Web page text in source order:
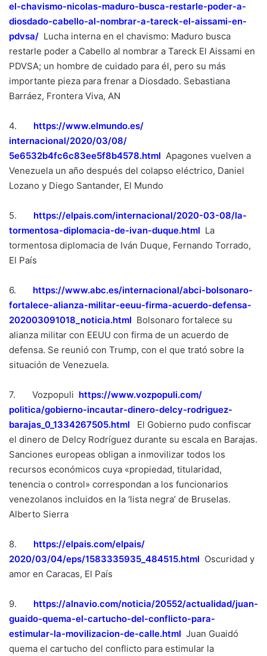
el-chavismo-nicolas-maduro-busca-restarle-poder-a-
diosdado-cabello-al-nombrar-a-tareck-el-aissami-en-
pdvsa/ Lucha interna en el chavismo: Maduro busca
restarle poder a Cabello al nombrar a Tareck El Aissami en
PDVSA; un hombre de cuidado para él, pero su más
importante pieza para frenar a Diosdado. Sebastiana
Barráez, Frontera Viva, AN
4.
https://www.elmundo.es/
internacional/2020/03/08/
5e6532b4fc6c83ee5f8b4578.html Apagones vuelven a
Venezuela un año después del colapso eléctrico, Daniel
Lozano y Diego Santander, El Mundo
5. https://elpais.com/internacional/2020-03-08/la-
tormentosa-diplomacia-de-ivan-duque.html La
tormentosa diplomacia de Iván Duque, Fernando Torrado,
El País
6. https://www.abc.es/internacional/abci-bolsonaro-
fortalece-alianza-militar-eeuu-firma-acuerdo-defensa-
202003091018_noticia.html Bolsonaro fortalece su
alianza militar con EEUU con firma de un acuerdo de
defensa. Se reunió con Trump, con el que trató sobre la
situación de Venezuela.
7. Vozpopuli https://www.vozpopuli.com/
politica/gobierno-incautar-dinero-delcy-rodriguez-
barajas_0_1334267505.html
El Gobierno pudo confiscar
el dinero de Delcy Rodríguez durante su escala en Barajas.
Sanciones europeas obligan a inmovilizar todos los
recursos económicos cuya «propiedad, titularidad,
tenencia o control» correspondan a los funcionarios
venezolanos incluidos en la ‘lista negra’ de Bruselas.
Alberto Sierra
8.
https://elpais.com/elpais/
2020/03/04/eps/1583335935_ 484515.html Oscuridad y
amor en Caracas, El País
9. https://alnavio.com/noticia/20552/actualidad/juan-
guaido-quema-el-cartucho-del-conflicto-para-
estimular-la-movilizacion-de-calle.html Juan Guaidó
quema el cartucho del conflicto para estimular la